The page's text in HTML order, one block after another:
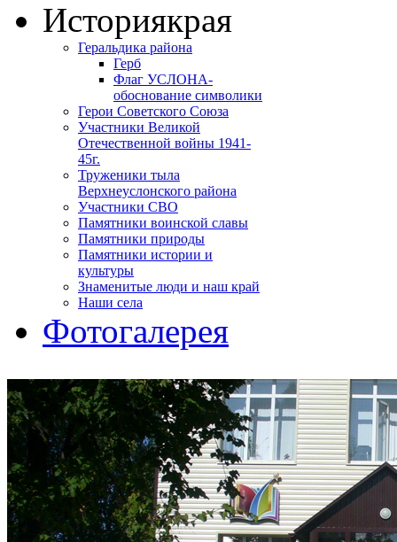
Историякрая
Геральдика района
Герб
Флаг УСЛОНА-
обоснование символики
Герои Советского Союза
Участники Великой
Отечественной войны 1941-
45г.
Труженики тыла
Верхнеуслонского района
Участники СВО
Памятники воинской славы
Памятники природы
Памятники истории и
культуры
Знаменитые люди и наш край
Наши села
Фотогалерея